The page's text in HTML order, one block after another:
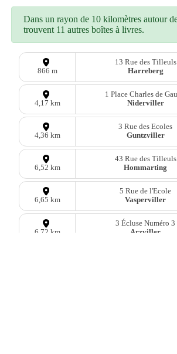
Dans un rayon de 10 kilomètres autour
trouvent 11 autres boîtes à livres.
866 m
13 Rue des Tilleuls
Harreberg
4,17 km
1 Place Charles de
Niderviller
4,36 km
3 Rue des Ecoles
Guntzviller
6,52 km
43 Rue des Tilleuls
Hommarting
6,65 km
5 Rue de l'Ecole
Vasperviller
6,72 km
3 Écluse Numéro 3
Arzviller